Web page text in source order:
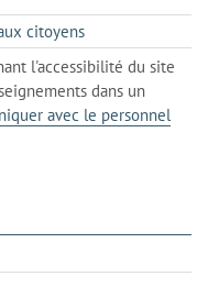
citoyenss'ouvre
dans
l'onglet
actuel
l'accessibilité du site
dans un
avec le personnel